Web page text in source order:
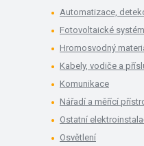
Automatizace,
Fotovoltaické
Hromosvodný
Kabely, vodiče a
Komunikace
Nářadí a měřící
Ostatní
Osvětlení